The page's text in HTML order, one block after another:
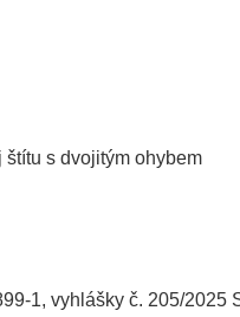
s dvojitým ohybem
1, vyhlášky č. 205/2025